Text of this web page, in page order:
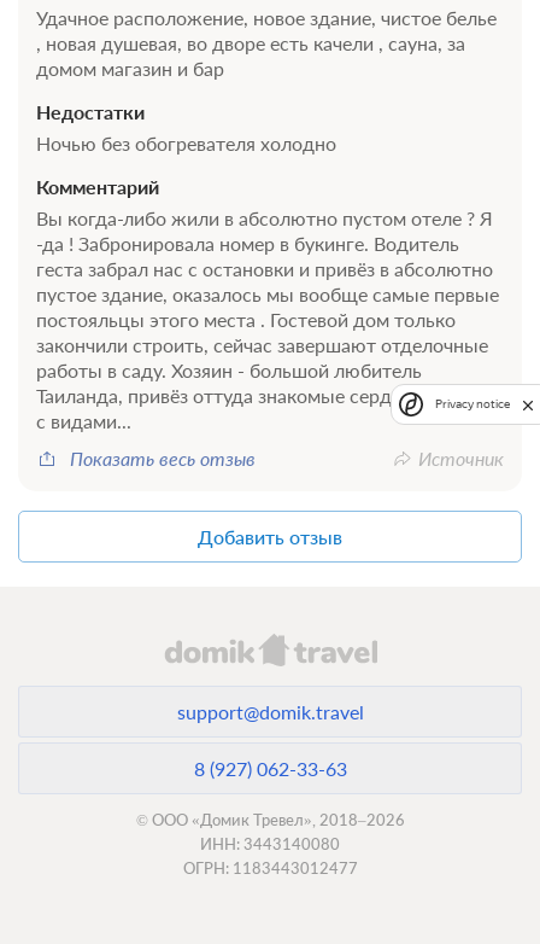
Удачное расположение, новое здание, чистое белье
, новая душевая, во дворе есть качели , сауна, за
домом магазин и бар
Недостатки
Ночью без обогревателя холодно
Комментарий
Вы когда-либо жили в абсолютно пустом отеле ? Я
-да ! Забронировала номер в букинге. Водитель
геста забрал нас с остановки и привёз в абсолютно
пустое здание, оказалось мы вообще самые первые
постояльцы этого места . Гостевой дом только
закончили строить, сейчас завершают отделочные
работы в саду. Хозяин - большой любитель
Таиланда, привёз оттуда знакомые сердцу картины
с видами...
Показать весь отзыв
Источник
Добавить отзыв
support@domik.travel
8 (927) 062-33-63
© ООО «Домик Тревел», 2018–2026
ИНН: 3443140080
ОГРН: 1183443012477
Privacy notice